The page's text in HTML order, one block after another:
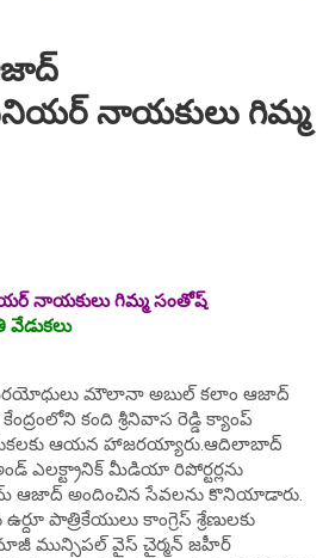
నాయ‌కులు గిమ్మ
నాయ‌కులు గిమ్మ సంతోష్
మౌలానా అబుల్ కలాం ఆజాద్
కంది శ్రీనివాస రెడ్డి క్యాంప్
ఆయ‌న హాజ‌ర‌య్యారు.ఆదిలాబాద్
ఎల‌క్ట్రానిక్ మీడియా రిపోర్ట‌ర్ల‌ను
ఆజాద్ అందించిన సేవ‌ల‌ను కొనియాడారు.
పాత్రికేయులు కాంగ్రెస్ శ్రేణుల‌కు
మున్సిపల్ వైస్ చైర్మన్ జహీర్